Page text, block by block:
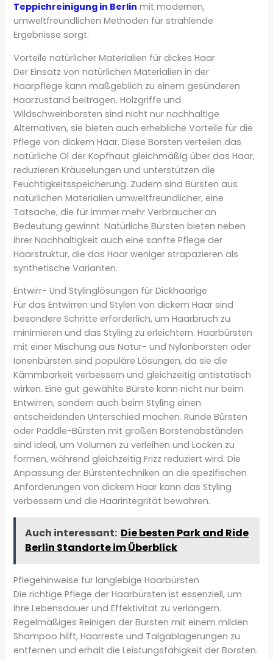
Teppichreinigung in Berlin mit modernen,
umweltfreundlichen Methoden für strahlende
Ergebnisse sorgt.
Vorteile natürlicher Materialien für dickes Haar
Der Einsatz von natürlichen Materialien in der
Haarpflege kann maßgeblich zu einem gesünderen
Haarzustand beitragen. Holzgriffe und
Wildschweinborsten sind nicht nur nachhaltige
Alternativen, sie bieten auch erhebliche Vorteile für die
Pflege von dickem Haar. Diese Borsten verteilen das
natürliche Öl der Kopfhaut gleichmäßig über das Haar,
reduzieren Kräuselungen und unterstützen die
Feuchtigkeitsspeicherung. Zudem sind Bürsten aus
natürlichen Materialien umweltfreundlicher, eine
Tatsache, die für immer mehr Verbraucher an
Bedeutung gewinnt. Natürliche Bürsten bieten neben
ihrer Nachhaltigkeit auch eine sanfte Pflege der
Haarstruktur, die das Haar weniger strapazieren als
synthetische Varianten.
Entwirr- Und Stylinglösungen für Dickhaarige
Für das Entwirren und Stylen von dickem Haar sind
besondere Schritte erforderlich, um Haarbruch zu
minimieren und das Styling zu erleichtern. Haarbürsten
mit einer Mischung aus Natur- und Nylonborsten oder
Ionenbürsten sind populäre Lösungen, da sie die
Kämmbarkeit verbessern und gleichzeitig antistatisch
wirken. Eine gut gewählte Bürste kann nicht nur beim
Entwirren, sondern auch beim Styling einen
entscheidenden Unterschied machen. Runde Bürsten
oder Paddle-Bürsten mit großen Borstenabständen
sind ideal, um Volumen zu verleihen und Locken zu
formen, während gleichzeitig Frizz reduziert wird. Die
Anpassung der Bürstentechniken an die spezifischen
Anforderungen von dickem Haar kann das Styling
verbessern und die Haarintegrität bewahren.
Auch interessant: Die besten Park and Ride
Berlin Standorte im Überblick
Pflegehinweise für langlebige Haarbürsten
Die richtige Pflege der Haarbürsten ist essenziell, um
ihre Lebensdauer und Effektivität zu verlängern.
Regelmäßiges Reinigen der Bürsten mit einem milden
Shampoo hilft, Haarreste und Talgablagerungen zu
entfernen und erhält die Leistungsfähigkeit der Borsten.